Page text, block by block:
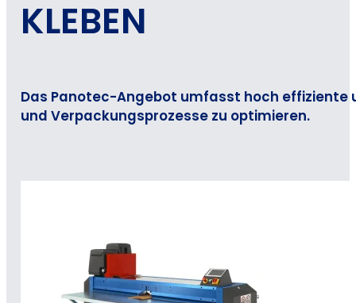
KLEBEN
Das Panotec-Angebot umfasst hoch effiziente
und Verpackungsprozesse zu optimieren.